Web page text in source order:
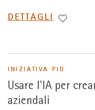
PASSA
DETTAGLI
INIZIATIVA PID
Usare l'IA per
aziendali